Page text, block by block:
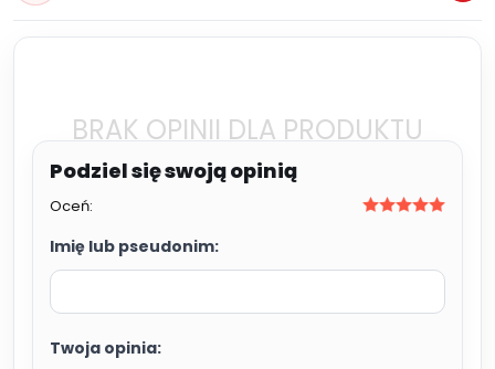
BRAK OPINII DLA PRODUKTU
Oceń:
Imię lub pseudonim:
Twoja opinia: